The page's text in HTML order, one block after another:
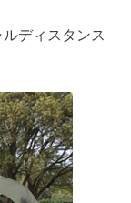
ディスタンス